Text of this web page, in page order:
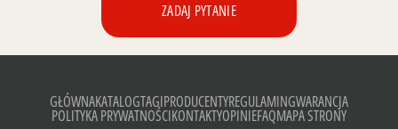
ZADAJ PYTANIE
GŁÓWNAKATALOGTAGIPRODUCENTYREGULAMINGWARANCJA
POLITYKA PRYWATNOŚCIKONTAKTYOPINIEFAQMAPA STRONY